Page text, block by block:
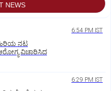
NEWS
6:54 PM IST
ಹಿರಿಯ ನಟ
ವಿಚಾರಿಸಿದ
6:29 PM IST